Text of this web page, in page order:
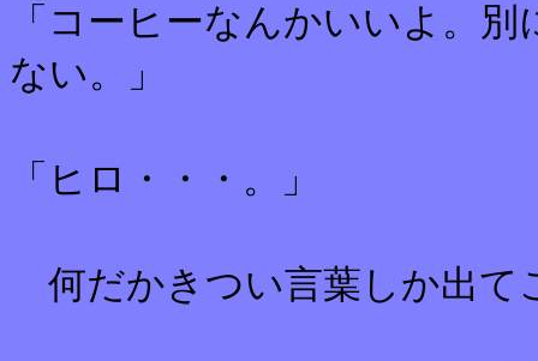
「コーヒーなんかいいよ。
ない。」
「ヒロ・・・。」
何だかきつい言葉しか出て